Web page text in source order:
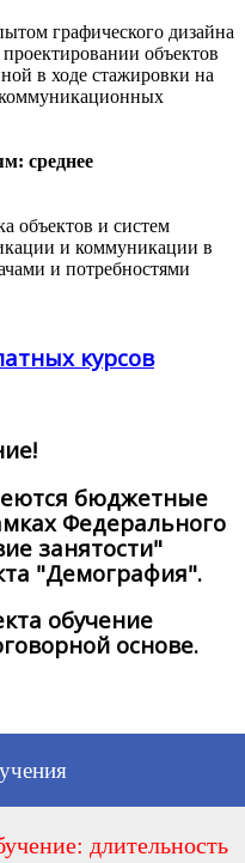
графического дизайна
объектов
в ходе стажировки на
среднее
объектов и систем
и коммуникации в
и потребностями
курсов
бюджетные
Федерального
занятости"
"Демография".
обучение
основе.
длительность